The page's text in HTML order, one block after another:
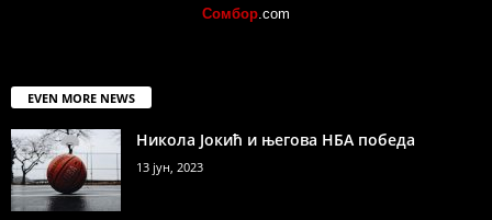
Сомбор .com
EVEN MORE NEWS
Никола Јокић и његова НБА победа
13 јун, 2023